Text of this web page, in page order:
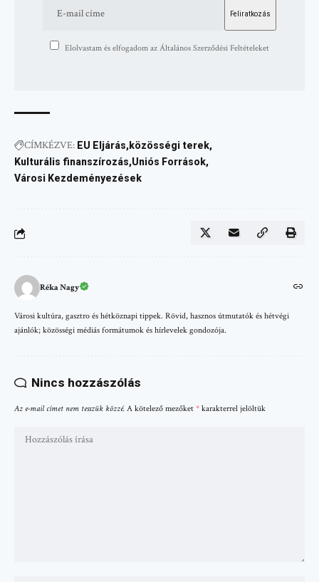
Elolvastam és elfogadom az Általános Szerződési Feltételeket
CÍMKÉZVE: EU Eljárás közösségi terek
Kulturális finanszírozás Uniós Források
Városi Kezdeményezések
Réka Nagy
Városi kultúra, gasztro és hétköznapi tippek. Rövid, hasznos útmutatók és hétvégi
ajánlók; közösségi médiás formátumok és hírlevelek gondozója.
Nincs hozzászólás
Az e-mail címet nem tesszük közzé. A kötelező mezőket * karakterrel jelöltük